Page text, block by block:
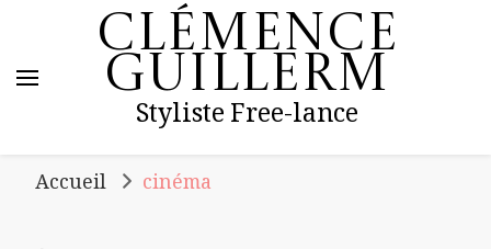
Clémence
Guillerm
Styliste Free-lance
Accueil cinéma